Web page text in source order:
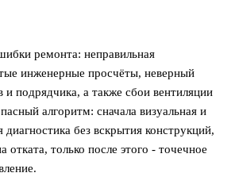
ремонта: неправильная
инженерные просчёты, неверный
и подрядчика, а также сбои вентиляции
алгоритм: сначала визуальная и
диагностика без вскрытия конструкций,
отката, только после этого - точечное